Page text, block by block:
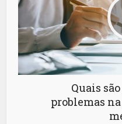
Quais
problemas